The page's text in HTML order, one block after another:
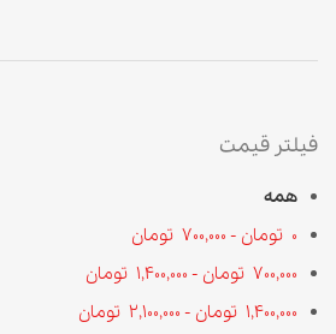
فیلتر قیمت
همه
0 تومان -
700,000 تومان
700,000 تومان -
1,400,000 تومان
1,400,000 تومان -
2,100,000 تومان